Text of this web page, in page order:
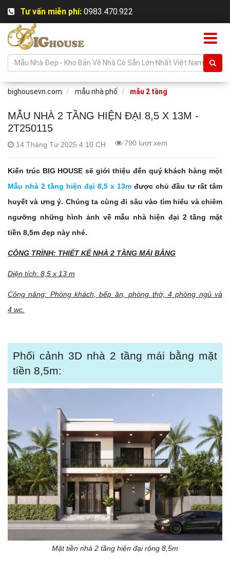
Tư vấn miễn phí: 0983.470.922
bighousevn.com mẫu nhà phố mẫu 2 tầng
MẪU NHÀ 2 TẦNG HIỆN ĐẠI 8,5 X 13M -
2T250115
14 Tháng Tư 2025 4:10 CH 790 lượt xem
Kiến trúc BIG HOUSE sẽ giới thiệu đến quý khách hàng một
Mẫu nhà 2 tầng hiện đại 8,5 x 13m được chủ đầu tư rất tâm
huyết và ưng ý. Chúng ta cùng đi sâu vào tìm hiểu và chiêm
ngưỡng những hình ảnh về mẫu nhà hiện đại 2 tầng mặt
tiền 8,5m đẹp này nhé.
CÔNG TRÌNH: THIẾT KẾ NHÀ 2 TẦNG MÁI BẰNG
Diện tích: 8,5 x 13 m
Công năng: Phòng khách, bếp ăn, phòng thờ, 4 phòng ngủ và
4 wc.
Phối cảnh 3D nhà 2 tầng mái bằng mặt
tiền 8,5m:
Mặt tiền nhà 2 tầng hiện đại rộng 8,5m